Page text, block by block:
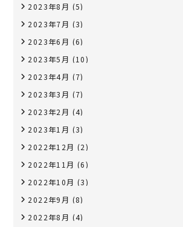
2023年8月 (5)
2023年7月 (3)
2023年6月 (6)
2023年5月 (10)
2023年4月 (7)
2023年3月 (7)
2023年2月 (4)
2023年1月 (3)
2022年12月 (2)
2022年11月 (6)
2022年10月 (3)
2022年9月 (8)
2022年8月 (4)